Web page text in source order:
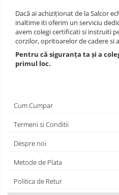
Bucle
Carabiniere
Centuri
Mijloace de legatura
Puncte de ancorare
Sisteme de acces in canale
Pantofi de protectie
Sandale de protectie
Bocanci de protectie
Dacă ai achiziționat de la Salcor
inaltime iti oferim un serviciu
avem colegi certificati si instruiti
corzilor, opritoarelor de cadere si
Pentru că siguranța ta și a
primul loc.
Cum Cumpar
Termeni si Conditii
Despre noi
Metode de Plata
Politica de Retur